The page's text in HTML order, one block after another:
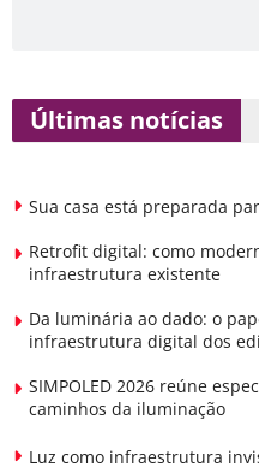
Últimas notícias
Sua casa está preparada
Retrofit digital: como
infraestrutura existente
Da luminária ao dado: o
infraestrutura digital dos
SIMPOLED 2026 reúne
caminhos da iluminação
Luz como infraestrutura